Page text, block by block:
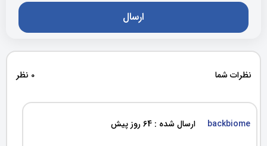
نظرات شما 0 نظر
backbiome ارسال شده : 64 روز پیش